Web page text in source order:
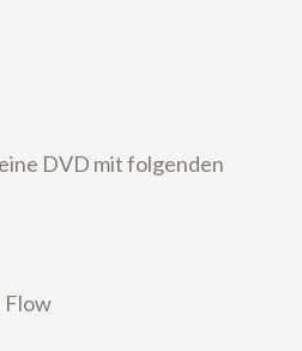
DVD mit folgenden
Flow